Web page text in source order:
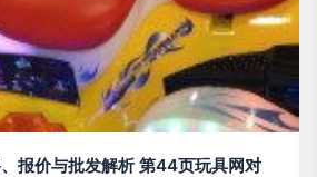
报价与批发解析 第44页玩具网对